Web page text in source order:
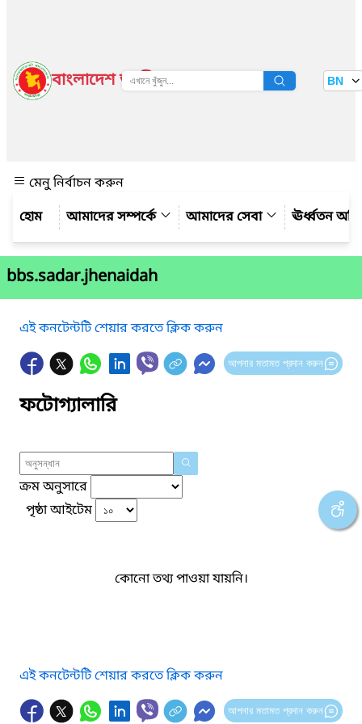
বাংলাদেশ জাতীয় তথ্য বাতায়ন BN
মেনু নির্বাচন করুন
আমাদের সম্পর্কে
আমাদের সেবা ঊর্ধ্বতন
bbs.sadar.jhenaidah
এই কনটেন্টটি শেয়ার করতে ক্লিক করুন
আপনার মতামত প্রদান করুন
ফটোগ্যালারি
ক্রম অনুসারে
পৃষ্ঠা আইটেম
কোনো তথ্য পাওয়া যায়নি।
এই কনটেন্টটি শেয়ার করতে ক্লিক করুন
আপনার মতামত প্রদান করুন